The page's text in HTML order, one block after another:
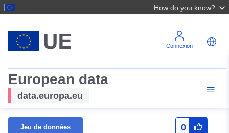
How do you know?
Connexion
European data
data.europa.eu
Jeu de données 0